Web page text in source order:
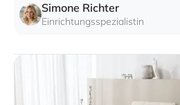
Simone Richter
Einrichtungsspezialistin